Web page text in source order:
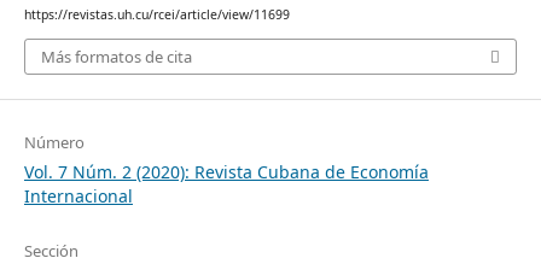
https://revistas.uh.cu/rcei/article/view/11699
Más formatos de cita
Número
Vol. 7 Núm. 2 (2020): Revista Cubana de Economía
Internacional
Sección